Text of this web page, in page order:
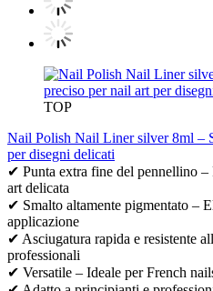
TOP
Nail Polish Nail Liner silver 8ml –
per disegni delicati
✔ Punta extra fine del pennellino –
art delicata
✔ Smalto altamente pigmentato –
applicazione
✔ Asciugatura rapida e resistente
professionali
✔ Versatile – Ideale per French